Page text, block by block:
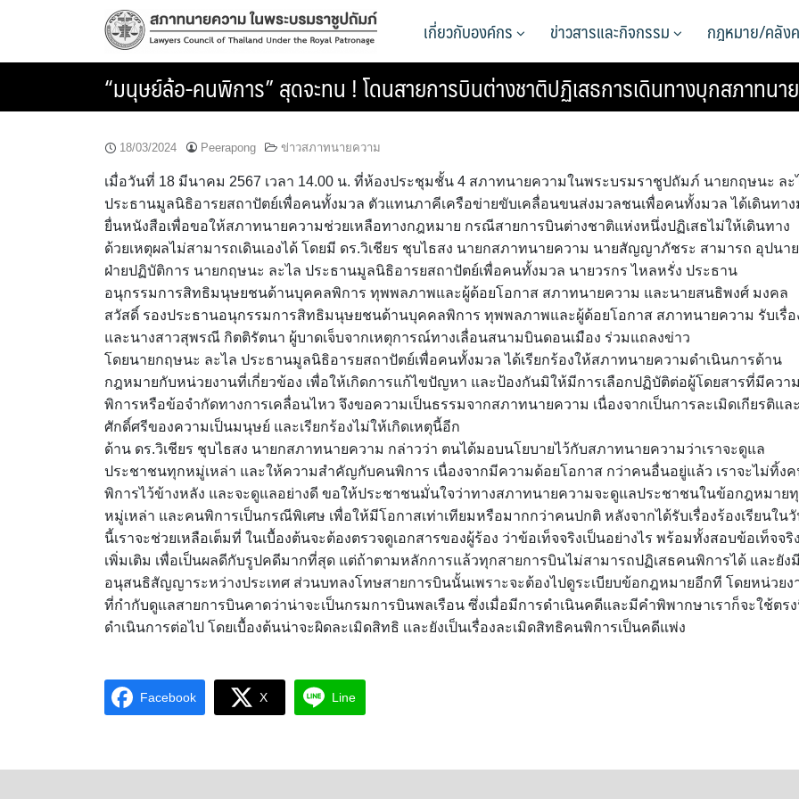
เกี่ยวกับองค์กร ข่าวสารและกิจกรรม กฎหมาย/คลัง
“มนุษย์ล้อ-คนพิการ” สุดจะทน ! โดนสายการบินต่างชาติปฏิเสธการเดินทางบุกสภาทนา
18/03/2024 Peerapong ข่าวสภาทนายความ
เมื่อวันที่ 18 มีนาคม 2567 เวลา 14.00 น. ที่ห้องประชุมชั้น 4 สภาทนายความในพระบรมราชูปถัมภ์ นายกฤษนะ ละ
ประธานมูลนิธิอารยสถาปัตย์เพื่อคนทั้งมวล ตัวแทนภาคีเครือข่ายขับเคลื่อนขนส่งมวลชนเพื่อคนทั้งมวล ได้เดินทาง
ยื่นหนังสือเพื่อขอให้สภาทนายความช่วยเหลือทางกฎหมาย กรณีสายการบินต่างชาติแห่งหนึ่งปฏิเสธไม่ให้เดินทาง
ด้วยเหตุผลไม่สามารถเดินเองได้ โดยมี ดร.วิเชียร ชุบไธสง นายกสภาทนายความ นายสัญญาภัชระ สามารถ อุปนา
ฝ่ายปฏิบัติการ นายกฤษนะ ละไล ประธานมูลนิธิอารยสถาปัตย์เพื่อคนทั้งมวล นายวรกร ไหลหรั่ง ประธาน
อนุกรรมการสิทธิมนุษยชนด้านบุคคลพิการ ทุพพลภาพและผู้ด้อยโอกาส สภาทนายความ และนายสนธิพงศ์ มงคล
สวัสดิ์ รองประธานอนุกรรมการสิทธิมนุษยชนด้านบุคคลพิการ ทุพพลภาพและผู้ด้อยโอกาส สภาทนายความ รับเรื่อ
และนางสาวสุพรณี กิตติรัตนา ผู้บาดเจ็บจากเหตุการณ์ทางเลื่อนสนามบินดอนเมือง ร่วมแถลงข่าว
โดยนายกฤษนะ ละไล ประธานมูลนิธิอารยสถาปัตย์เพื่อคนทั้งมวล ได้เรียกร้องให้สภาทนายความดำเนินการด้าน
กฎหมายกับหน่วยงานที่เกี่ยวข้อง เพื่อให้เกิดการแก้ไขปัญหา และป้องกันมิให้มีการเลือกปฏิบัติต่อผู้โดยสารที่มีความ
พิการหรือข้อจำกัดทางการเคลื่อนไหว จึงขอความเป็นธรรมจากสภาทนายความ เนื่องจากเป็นการละเมิดเกียรติและ
ศักดิ์ศรีของความเป็นมนุษย์ และเรียกร้องไม่ให้เกิดเหตุนี้อีก
ด้าน ดร.วิเชียร ชุบไธสง นายกสภาทนายความ กล่าวว่า ตนได้มอบนโยบายไว้กับสภาทนายความว่าเราจะดูแล
ประชาชนทุกหมู่เหล่า และให้ความสำคัญกับคนพิการ เนื่องจากมีความด้อยโอกาส กว่าคนอื่นอยู่แล้ว เราจะไม่ทิ้ง
พิการไว้ข้างหลัง และจะดูแลอย่างดี ขอให้ประชาชนมั่นใจว่าทางสภาทนายความจะดูแลประชาชนในข้อกฎหมาย
หมู่เหล่า และคนพิการเป็นกรณีพิเศษ เพื่อให้มีโอกาสเท่าเทียมหรือมากกว่าคนปกติ หลังจากได้รับเรื่องร้องเรียนใน
นี้เราจะช่วยเหลือเต็มที่ ในเบื้องต้นจะต้องตรวจดูเอกสารของผู้ร้อง ว่าข้อเท็จจริงเป็นอย่างไร พร้อมทั้งสอบข้อเท็จจริง
เพิ่มเติม เพื่อเป็นผลดีกับรูปคดีมากที่สุด แต่ถ้าตามหลักการแล้วทุกสายการบินไม่สามารถปฏิเสธคนพิการได้ และยังมี
อนุสนธิสัญญาระหว่างประเทศ ส่วนบทลงโทษสายการบินนั้นเพราะจะต้องไปดูระเบียบข้อกฎหมายอีกที โดยหน่วยง
ที่กำกับดูแลสายการบินคาดว่าน่าจะเป็นกรมการบินพลเรือน ซึ่งเมื่อมีการดำเนินคดีและมีคำพิพากษาเราก็จะใช้ตร
ดำเนินการต่อไป โดยเบื้องต้นน่าจะผิดละเมิดสิทธิ เเละยังเป็นเรื่องละเมิดสิทธิคนพิการเป็นคดีแพ่ง
Facebook X Line